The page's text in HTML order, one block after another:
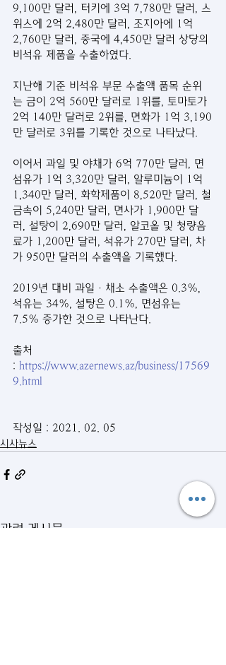
9,100만 달러, 터키에 3억 7,780만 달러, 스
위스에 2억 2,480만 달러, 조지아에 1억
2,760만 달러, 중국에 4,450만 달러 상당의
비석유 제품을 수출하였다.
지난해 기준 비석유 부문 수출액 품목 순위
는 금이 2억 560만 달러로 1위를, 토마토가
2억 140만 달러로 2위를, 면화가 1억 3,190
만 달러로 3위를 기록한 것으로 나타났다.
이어서 과일 및 야채가 6억 770만 달러, 면
섬유가 1억 3,320만 달러, 알루미늄이 1억
1,340만 달러, 화학제품이 8,520만 달러, 철
금속이 5,240만 달러, 면사가 1,900만 달
러, 설탕이 2,690만 달러, 알코올 및 청량음
료가 1,200만 달러, 석유가 270만 달러, 차
가 950만 달러의 수출액을 기록했다.
2019년 대비 과일·채소 수출액은 0.3%,
석유는 34%, 설탕은 0.1%, 면섬유는
7.5% 증가한 것으로 나타난다.
출처
: https://www.azernews.az/business/17569
9.html
작성일 : 2021. 02. 05
시사뉴스
관련 게시물